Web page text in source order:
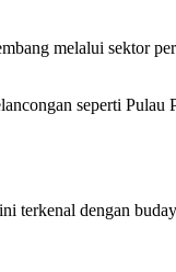
melalui sektor
seperti Pulau
terkenal dengan